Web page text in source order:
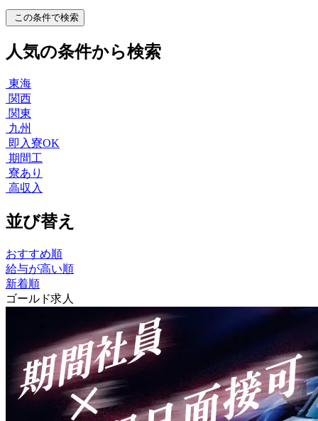
この条件で検索
人気の条件から検索
東海
関西
関東
九州
即入寮OK
期間工
寮あり
高収入
並び替え
おすすめ順
給与が高い順
新着順
ゴールド求人